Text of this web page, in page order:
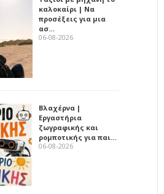
καλοκαίρι | Να
προσέξεις για μια
ασ…
06-08-2026
Βλαχέρνα |
Εργαστήρια
ζωγραφικής και
ρομποτικής για παι…
06-08-2026